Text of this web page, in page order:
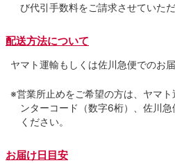
び代引手数料をご請求させていただ
配送方法について
ヤマト運輸もしくは佐川急便でのお
※営業所止めをご希望の方は、ヤマ
ンターコード（数字6桁）、佐川
ください。
お届け日目安